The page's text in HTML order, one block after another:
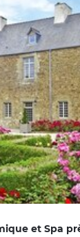
et Spa